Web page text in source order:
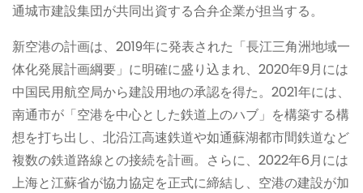
通城市建設集団が共同出資する合弁企業が担当する。
新空港の計画は、2019年に発表された「長江三角洲地域一
体化発展計画綱要」に明確に盛り込まれ、2020年9月には
中国民用航空局から建設用地の承認を得た。2021年には、
南通市が「空港を中心とした鉄道上のハブ」を構築する構
想を打ち出し、北沿江高速鉄道や如通蘇湖都市間鉄道など
複数の鉄道路線との接続を計画。さらに、2022年6月には
上海と江蘇省が協力協定を正式に締結し、空港の建設が加